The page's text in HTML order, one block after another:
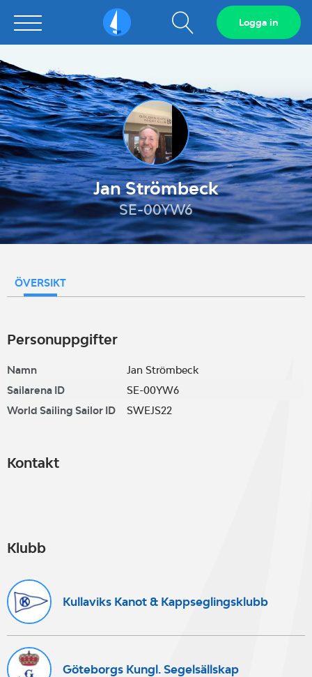
Sailarena Visa
sökfält
Logga in
Jan Strömbeck
SE-00YW6
ÖVERSIKT
Personuppgifter
Namn
Jan Strömbeck
Sailarena ID
SE-00YW6
World Sailing Sailor ID
SWEJS22
Kontakt
Klubb
Kullaviks Kanot & Kappseglingsklubb
Göteborgs Kungl. Segelsällskap